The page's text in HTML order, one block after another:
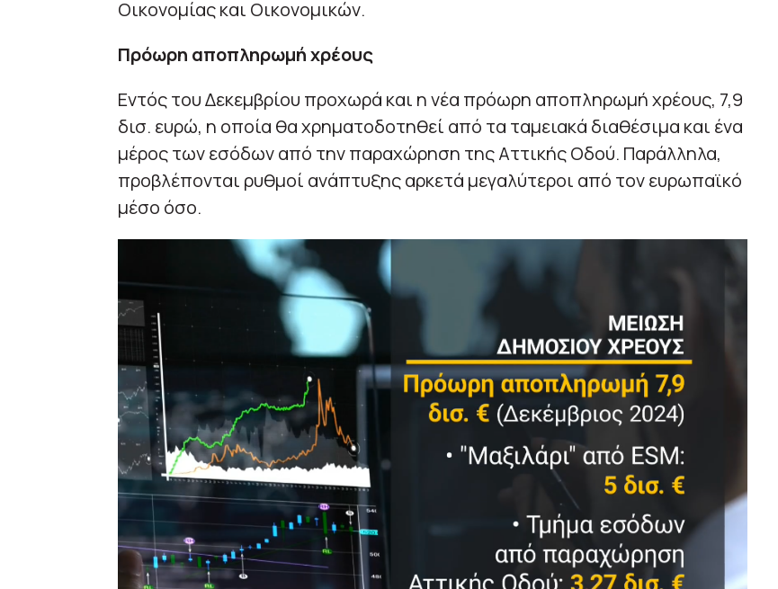
Οικονομίας και Οικονομικών.
Πρόωρη αποπληρωμή χρέους
Εντός του Δεκεμβρίου προχωρά και η νέα πρόωρη αποπληρωμή χρέους, 7,9
δισ. ευρώ, η οποία θα χρηματοδοτηθεί από τα ταμειακά διαθέσιμα και ένα
μέρος των εσόδων από την παραχώρηση της Αττικής Οδού. Παράλληλα,
προβλέπονται ρυθμοί ανάπτυξης αρκετά μεγαλύτεροι από τον ευρωπαϊκό
μέσο όσο.